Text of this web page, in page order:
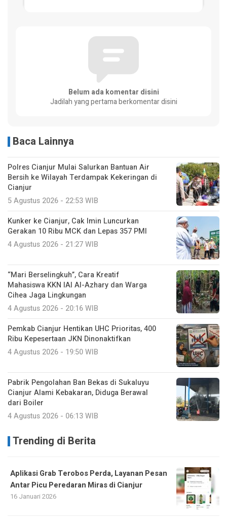
Belum ada komentar disini
Jadilah yang pertama berkomentar disini
Baca Lainnya
Polres Cianjur Mulai Salurkan Bantuan Air
Bersih ke Wilayah Terdampak Kekeringan di
Cianjur
5 Agustus 2026 - 22:53 WIB
Kunker ke Cianjur, Cak Imin Luncurkan
Gerakan 10 Ribu MCK dan Lepas 357 PMI
4 Agustus 2026 - 21:27 WIB
“Mari Berselingkuh”, Cara Kreatif
Mahasiswa KKN IAI Al-Azhary dan Warga
Cihea Jaga Lingkungan
4 Agustus 2026 - 20:16 WIB
Pemkab Cianjur Hentikan UHC Prioritas, 400
Ribu Kepesertaan JKN Dinonaktifkan
4 Agustus 2026 - 19:50 WIB
Pabrik Pengolahan Ban Bekas di Sukaluyu
Cianjur Alami Kebakaran, Diduga Berawal
dari Boiler
4 Agustus 2026 - 06:13 WIB
Trending di Berita
Aplikasi Grab Terobos Perda, Layanan Pesan
Antar Picu Peredaran Miras di Cianjur
16 Januari 2026